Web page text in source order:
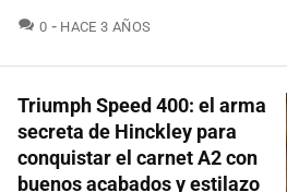
0 COMENTARIOS
HACE 3 AÑOS
Triumph Speed 400: el arma
secreta de Hinckley para
conquistar el carnet A2 con
buenos acabados y estilazo